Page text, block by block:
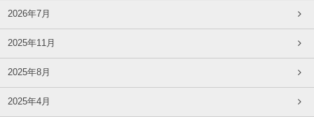
2026年7月
2025年11月
2025年8月
2025年4月